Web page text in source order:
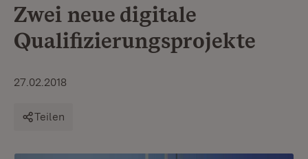
Zwei neue digitale
Qualifizierungsprojekte
27.02.2018
Teilen